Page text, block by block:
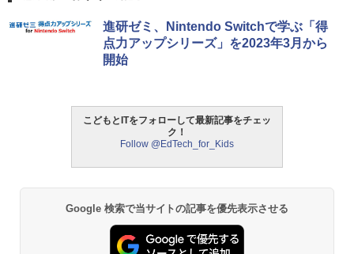
進研ゼミ、Nintendo Switchで学ぶ「得
点力アップシリーズ」を2023年3月から
開始
こどもとITをフォローして最新記事をチェッ
ク！
Follow @EdTech_for_Kids
Google 検索で当サイトの記事を優先表示させる